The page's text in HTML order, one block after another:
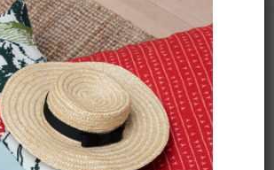
lin – Motif ARRASTA PÉ couleur
vert FOLHA
/ Sac ville CABE-TUDO lin
PÉ couleur vert FOLHA